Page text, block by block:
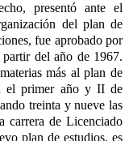
presentó ante el
del plan de
fue aprobado por
del año de 1967.
más al plan de
el primer año y II de
treinta y nueve las
carrera de Licenciado
plan de estudios, es